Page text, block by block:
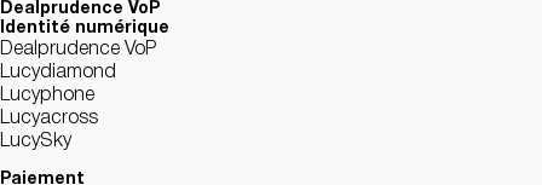
Dealprudence VoP
Identité numérique
Dealprudence VoP
Lucydiamond
Lucyphone
Lucyacross
LucySky
Paiement